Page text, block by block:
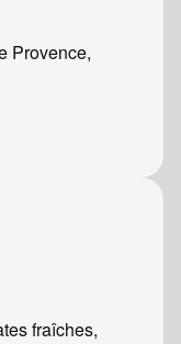
Provence,
fraîches,